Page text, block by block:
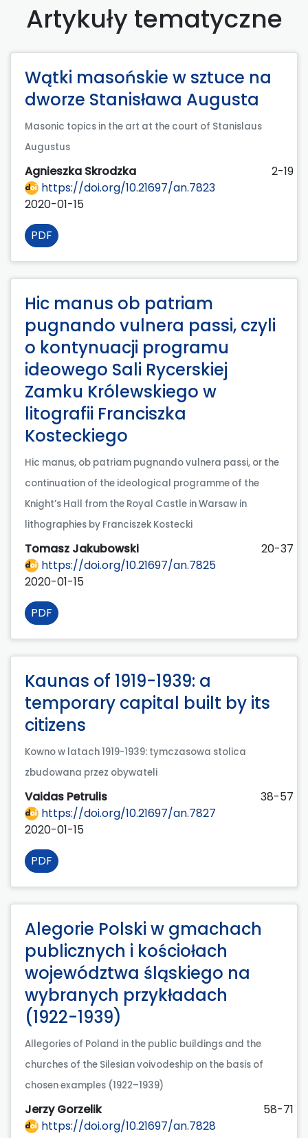
Artykuły tematyczne
Wątki masońskie w sztuce na
dworze Stanisława Augusta
Masonic topics in the art at the court of Stanislaus
Augustus
Agnieszka Skrodzka
2-19
https://doi.org/10.21697/an.7823
2020-01-15
PDF
Hic manus ob patriam
pugnando vulnera passi, czyli
o kontynuacji programu
ideowego Sali Rycerskiej
Zamku Królewskiego w
litografii Franciszka
Kosteckiego
Hic manus, ob patriam pugnando vulnera passi, or the
continuation of the ideological programme of the
Knight’s Hall from the Royal Castle in Warsaw in
lithographies by Franciszek Kostecki
Tomasz Jakubowski
20-37
https://doi.org/10.21697/an.7825
2020-01-15
PDF
Kaunas of 1919-1939: a
temporary capital built by its
citizens
Kowno w latach 1919-1939: tymczasowa stolica
zbudowana przez obywateli
Vaidas Petrulis
38-57
https://doi.org/10.21697/an.7827
2020-01-15
PDF
Alegorie Polski w gmachach
publicznych i kościołach
województwa śląskiego na
wybranych przykładach
(1922-1939)
Allegories of Poland in the public buildings and the
churches of the Silesian voivodeship on the basis of
chosen examples (1922–1939)
Jerzy Gorzelik
58-71
https://doi.org/10.21697/an.7828